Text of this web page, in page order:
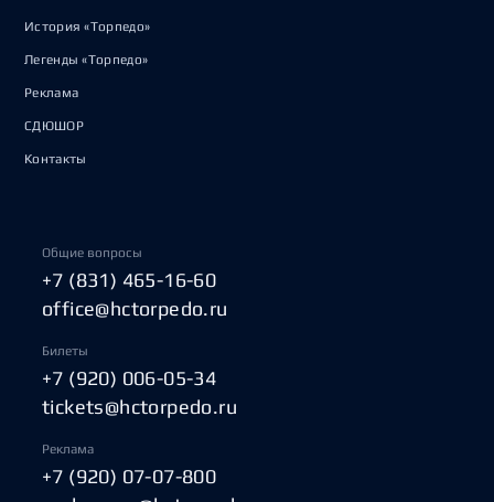
История «Торпедо»
Легенды «Торпедо»
Реклама
СДЮШОР
Контакты
Общие вопросы
+7 (831) 465-16-60
office@hctorpedo.ru
Билеты
+7 (920) 006-05-34
tickets@hctorpedo.ru
Реклама
+7 (920) 07-07-800